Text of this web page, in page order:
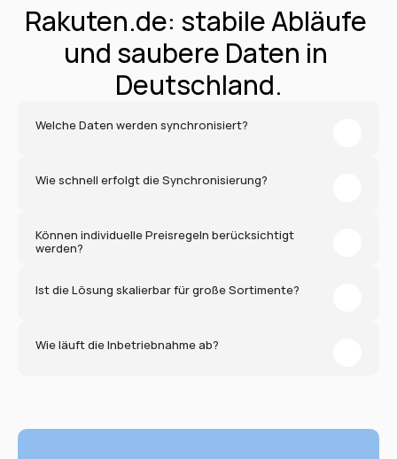
Rakuten.de: stabile Abläufe
und saubere Daten in
Deutschland.
Welche Daten werden synchronisiert?
Wie schnell erfolgt die Synchronisierung?
Können individuelle Preisregeln berücksichtigt
werden?
Ist die Lösung skalierbar für große Sortimente?
Wie läuft die Inbetriebnahme ab?